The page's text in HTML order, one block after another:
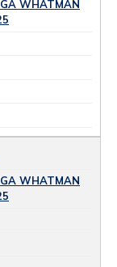
WHATMAN
WHATMAN